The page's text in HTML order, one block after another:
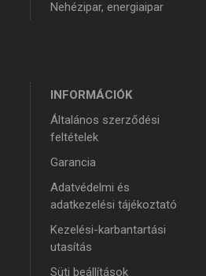
Nehézipar, energiaipar
INFORMÁCIÓK
Általános szerződési
feltételek
Garancia
Adatvédelmi és
adatkezelési tájékoztató
Kezelési-karbantartási
utasítás
Süti beállítások